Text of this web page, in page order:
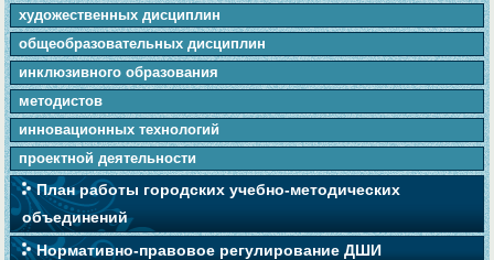
художественных дисциплин
общеобразовательных дисциплин
инклюзивного образования
методистов
инновационных технологий
проектной деятельности
План работы городских учебно-методических
объединений
Нормативно-правовое регулирование ДШИ